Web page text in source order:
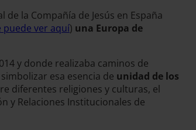
la Compañía de Jesús en España
puede ver aquí) una Europa de
y donde realizaba caminos de
esa esencia de unidad de los
diferentes religiones y culturas, el
y Relaciones Institucionales de